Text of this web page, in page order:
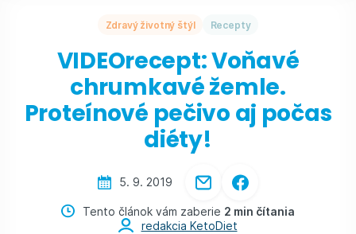
Zdravý životný štýl Recepty
VIDEOrecept: Voňavé
chrumkavé žemle.
Proteínové pečivo aj počas
diéty!
5. 9. 2019
Tento článok vám zaberie 2 min čítania
redakcia KetoDiet